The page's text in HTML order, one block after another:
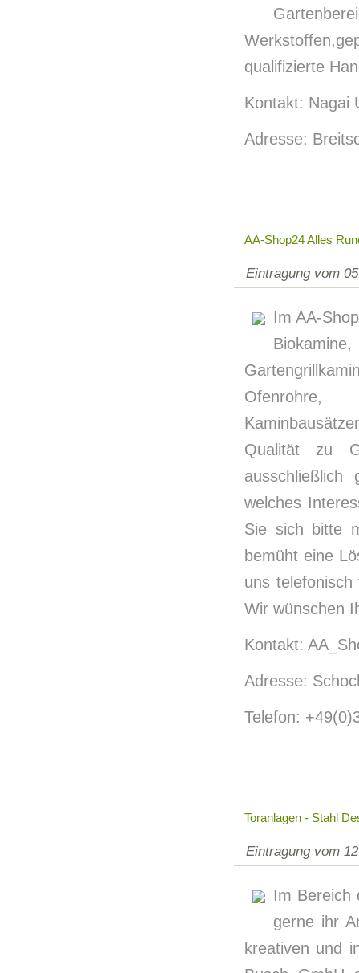
qualifizierte
Kontakt: Nagai
Adresse:
AA-Shop24 Alles
Eintragung vom
Im AA-
Ofenrohre,
Qualität zu
welches
Sie sich bitte
bemüht eine
uns
Wir wünschen
Kontakt:
Adresse:
Telefon:
Toranlagen - Stahl
Eintragung vom
Im Bereich
gerne ihr
kreativen und